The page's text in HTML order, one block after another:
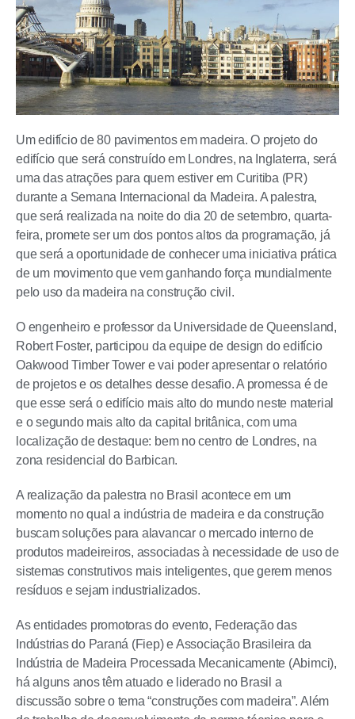
Um edifício de 80 pavimentos em madeira. O projeto do
edifício que será construído em Londres, na Inglaterra, será
uma das atrações para quem estiver em Curitiba (PR)
durante a Semana Internacional da Madeira. A palestra,
que será realizada na noite do dia 20 de setembro, quarta-
feira, promete ser um dos pontos altos da programação, já
que será a oportunidade de conhecer uma iniciativa prática
de um movimento que vem ganhando força mundialmente
pelo uso da madeira na construção civil.
O engenheiro e professor da Universidade de Queensland,
Robert Foster, participou da equipe de design do edifício
Oakwood Timber Tower e vai poder apresentar o relatório
de projetos e os detalhes desse desafio. A promessa é de
que esse será o edifício mais alto do mundo neste material
e o segundo mais alto da capital britânica, com uma
localização de destaque: bem no centro de Londres, na
zona residencial do Barbican.
A realização da palestra no Brasil acontece em um
momento no qual a indústria de madeira e da construção
buscam soluções para alavancar o mercado interno de
produtos madeireiros, associadas à necessidade de uso de
sistemas construtivos mais inteligentes, que gerem menos
resíduos e sejam industrializados.
As entidades promotoras do evento, Federação das
Indústrias do Paraná (Fiep) e Associação Brasileira da
Indústria de Madeira Processada Mecanicamente (Abimci),
há alguns anos têm atuado e liderado no Brasil a
discussão sobre o tema “construções com madeira”. Além